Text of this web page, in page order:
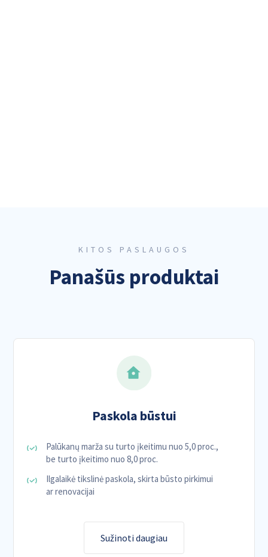
KITOS PASLAUGOS
Panašūs produktai
Paskola būstui
Palūkanų marža su turto įkeitimu nuo 5,0 proc.,
be turto įkeitimo nuo 8,0 proc.
Ilgalaikė tikslinė paskola, skirta būsto pirkimui
ar renovacijai
Sužinoti daugiau